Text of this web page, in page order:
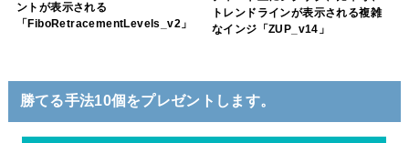
ントが表示される
「FiboRetracementLevels_v2」
トレンドラインが表示される複雑
なインジ「ZUP_v14」
勝てる手法10個をプレゼントします。